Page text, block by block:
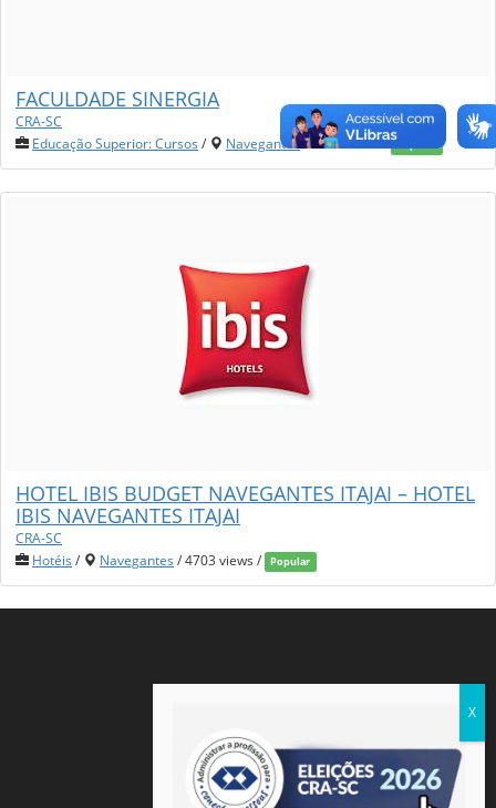
FACULDADE SINERGIA
CRA-SC
Educação Superior: Cursos / Navegantes/ 1903 views /
HOTEL IBIS BUDGET NAVEGANTES ITAJAI – HOTEL
IBIS NAVEGANTES ITAJAI
CRA-SC
Hotéis / Navegantes / 4703 views / Popular